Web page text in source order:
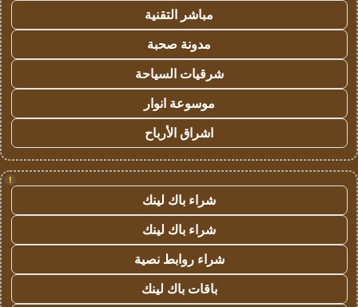
مباشر التقنية
مدونة صحبة
شرقيات السياحة
موسوعة انوار
اشراق الأرباح
!
شراء باك لينك
شراء باك لينك
شراء روابط نصية
باقات باك لينك